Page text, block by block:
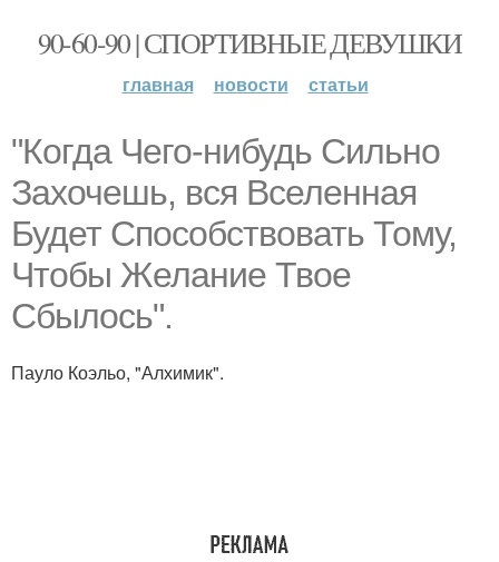
90-60-90 | СПОРТИВНЫЕ ДЕВУШКИ
главная новости статьи
"Когда Чего-нибудь Сильно
Захочешь, вся Вселенная
Будет Способствовать Тому,
Чтобы Желание Твое
Сбылось".
Пауло Коэльо, "Алхимик".